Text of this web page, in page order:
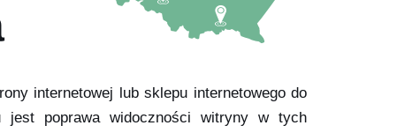
internetowej lub sklepu internetowego do
jest poprawa widoczności witryny w tych